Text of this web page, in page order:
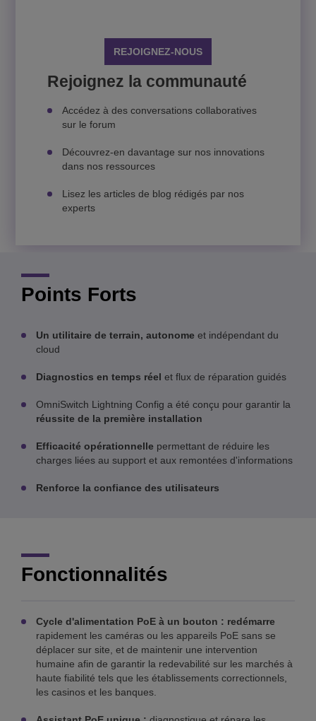
REJOIGNEZ-NOUS
Rejoignez la communauté
Accédez à des conversations collaboratives
sur le forum
Découvrez-en davantage sur nos innovations
dans nos ressources
Lisez les articles de blog rédigés par nos
experts
Points Forts
Un utilitaire de terrain, autonome et indépendant du
cloud
Diagnostics en temps réel et flux de réparation guidés
OmniSwitch Lightning Config a été conçu pour garantir la
réussite de la première installation
Efficacité opérationnelle permettant de réduire les
charges liées au support et aux remontées d'informations
Renforce la confiance des utilisateurs
Fonctionnalités
Cycle d'alimentation PoE à un bouton : redémarre
rapidement les caméras ou les appareils PoE sans se
déplacer sur site, et de maintenir une intervention
humaine afin de garantir la redevabilité sur les marchés à
haute fiabilité tels que les établissements correctionnels,
les casinos et les banques.